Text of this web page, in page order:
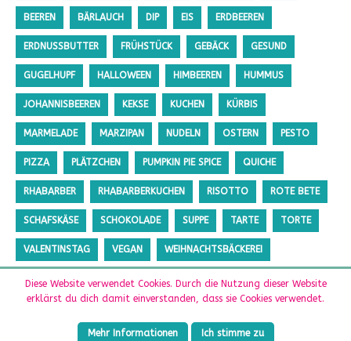
BEEREN BÄRLAUCH DIP EIS ERDBEEREN
ERDNUSSBUTTER FRÜHSTÜCK GEBÄCK GESUND
GUGELHUPF HALLOWEEN HIMBEEREN HUMMUS
JOHANNISBEEREN KEKSE KUCHEN KÜRBIS
MARMELADE MARZIPAN NUDELN OSTERN PESTO
PIZZA PLÄTZCHEN PUMPKIN PIE SPICE QUICHE
RHABARBER RHABARBERKUCHEN RISOTTO ROTE BETE
SCHAFSKÄSE SCHOKOLADE SUPPE TARTE TORTE
VALENTINSTAG VEGAN WEIHNACHTSBÄCKEREI
ZUCCHINI ZUCKERFREI
Diese Website verwendet Cookies. Durch die Nutzung dieser Website
erklärst du dich damit einverstanden, dass sie Cookies verwendet.
Mehr Informationen Ich stimme zu